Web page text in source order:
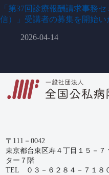
「第37回診療報酬請求事務
信）」受講者の募集を開始い
2026-04-14
〒111－0042
東京都台東区寿４丁目１５－７
ター７階
TEL ０３－６２８４－７１８